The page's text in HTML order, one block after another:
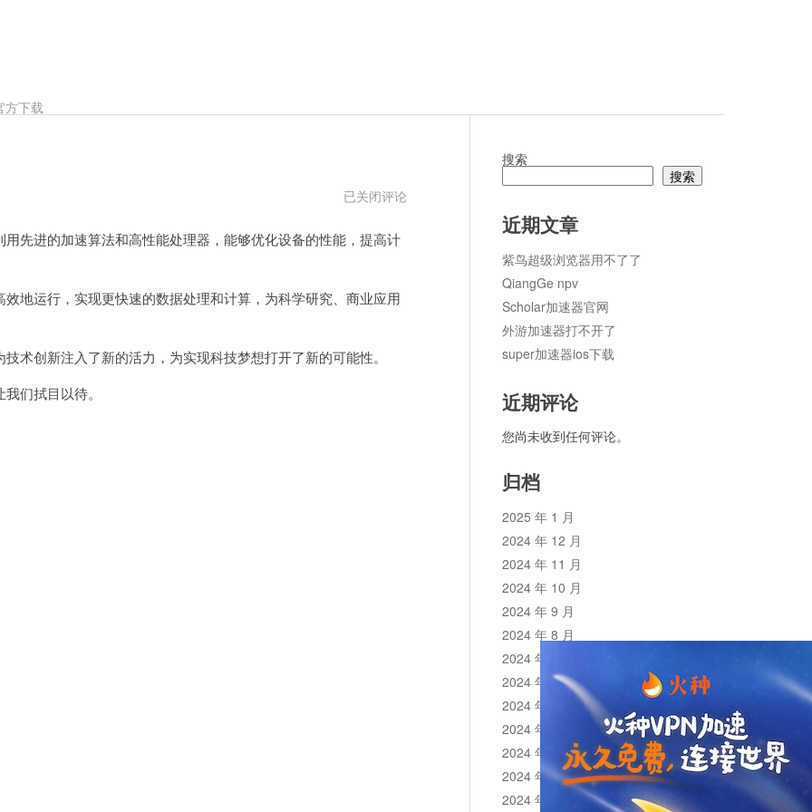
方下载
神
速
载
已关闭评论
进的加速算法和高性能处理器，能够优化设备的性能，提高计
运行，实现更快速的数据处理和计算，为科学研究、商业应用
创新注入了新的活力，为实现科技梦想打开了新的可能性。
们拭目以待。
搜索
搜索
近期文章
紫鸟超级浏览器用不了了
QiangGe npv
Scholar加速器官网
外游加速器打不开了
super加速器ios下载
近期评论
您尚未收到任何评论。
归档
2025 年 1 月
2024 年 12 月
2024 年 11 月
2024 年 10 月
2024 年 9 月
2024 年 8 月
2024 年 7 月
2024 年 6 月
2024 年 5 月
2024 年 4 月
2024 年 3 月
2024 年 2 月
2024 年 1 月